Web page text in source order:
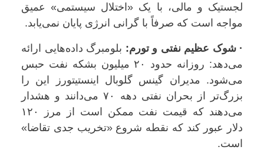
لجستیک و مالی، با یک «اختلال سیستمی» عمیق
مواجه است که صرفاً با گرانی انرژی پایان نمی‌یابد.
· شوک عظیم نفتی و تورم:بلومبرگ داده‌هایی ارائه
می‌دهد: روزانه حدود ۲۰ میلیون بشکه نفت حبس
می‌شود. مدیران گینس گلوبال اینستیتورز این را
بزرگ‌تر از بحران نفتی دهه ۷۰ می‌دانند و هشدار
می‌دهند که قیمت نفت ممکن است از مرز ۱۲۰
دلار عبور کند که نقطه شروع «تخریب جدی تقاضا»
است.